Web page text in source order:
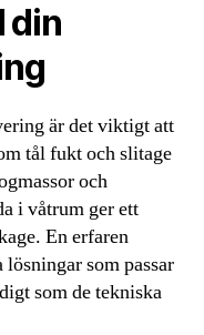
din
är det viktigt att
tål fukt och slitage
och
i våtrum ger ett
En erfaren
som passar
som de tekniska